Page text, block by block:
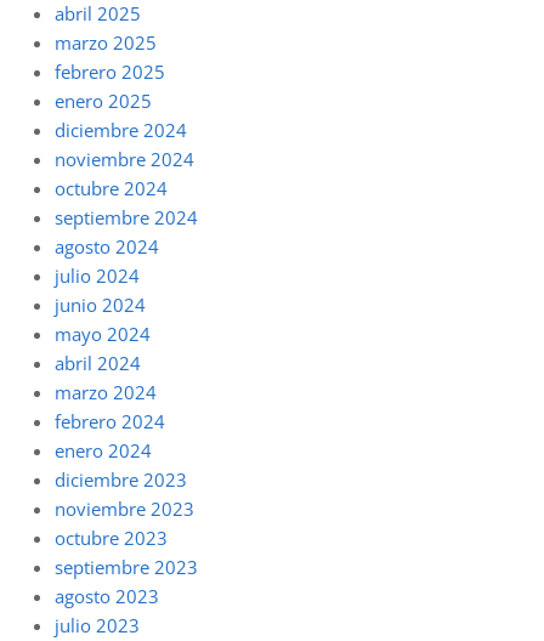
abril 2025
marzo 2025
febrero 2025
enero 2025
diciembre 2024
noviembre 2024
octubre 2024
septiembre 2024
agosto 2024
julio 2024
junio 2024
mayo 2024
abril 2024
marzo 2024
febrero 2024
enero 2024
diciembre 2023
noviembre 2023
octubre 2023
septiembre 2023
agosto 2023
julio 2023